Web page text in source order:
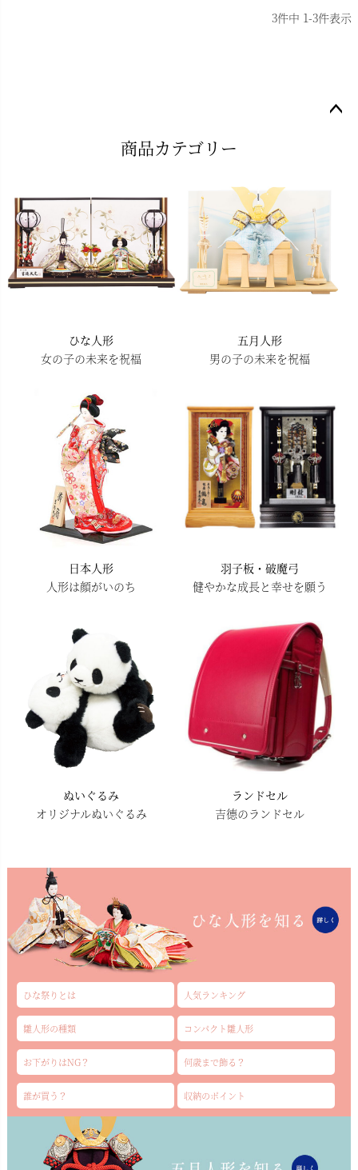
3件中 1-3件表示
商品カテゴリー
ひな人形
女の子の未来を祝福
五月人形
男の子の未来を祝福
日本人形
人形は顔がいのち
羽子板・破魔弓
健やかな成長と幸せを願う
ぬいぐるみ
オリジナルぬいぐるみ
ランドセル
吉德のランドセル
ひな祭りとは 人気ランキング
雛人形の種類 コンパクト雛人形
お下がりはNG？ 何歳まで飾る？
誰が買う？ 収納のポイント